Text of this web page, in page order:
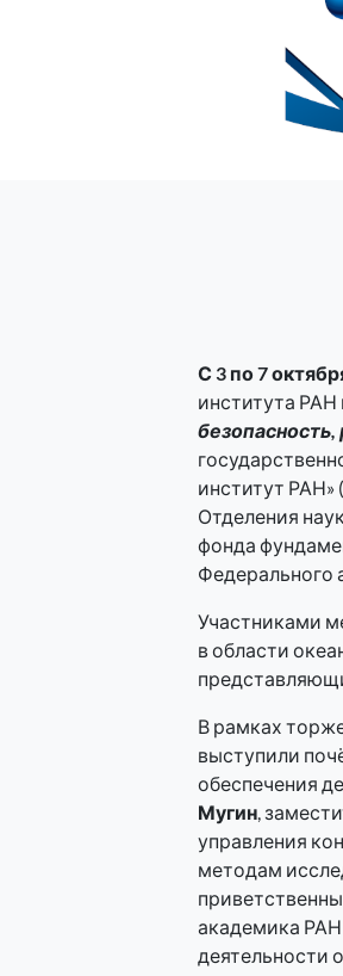
С 3 по 7
института РАН
безопасность,
институт
Отделения
фонда
Федерального
Участниками
в области
В рамках
выступили
обеспечения
Мугин,
управления
методам
академика РАН
деятельности